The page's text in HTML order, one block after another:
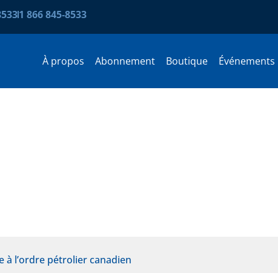
1 866 845‑8533
À propos Abonnement Boutique Événements
à l’ordre pétrolier canadien